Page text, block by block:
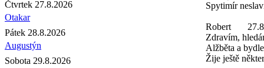
Čtvrtek 27.8.2026
Otakar
Pátek 28.8.2026
Augustýn
Sobota 29.8.2026
Spytimír
Robert
Zdravím,
Alžběta a
Žije ještě